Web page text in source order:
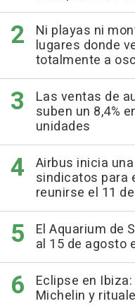
Ni playas ni
lugares donde
totalmente a
Las ventas de
suben un 8,4%
unidades
Airbus inicia
sindicatos para
reunirse el 11
El Aquarium de
al 15 de agosto
Eclipse en
Michelin y